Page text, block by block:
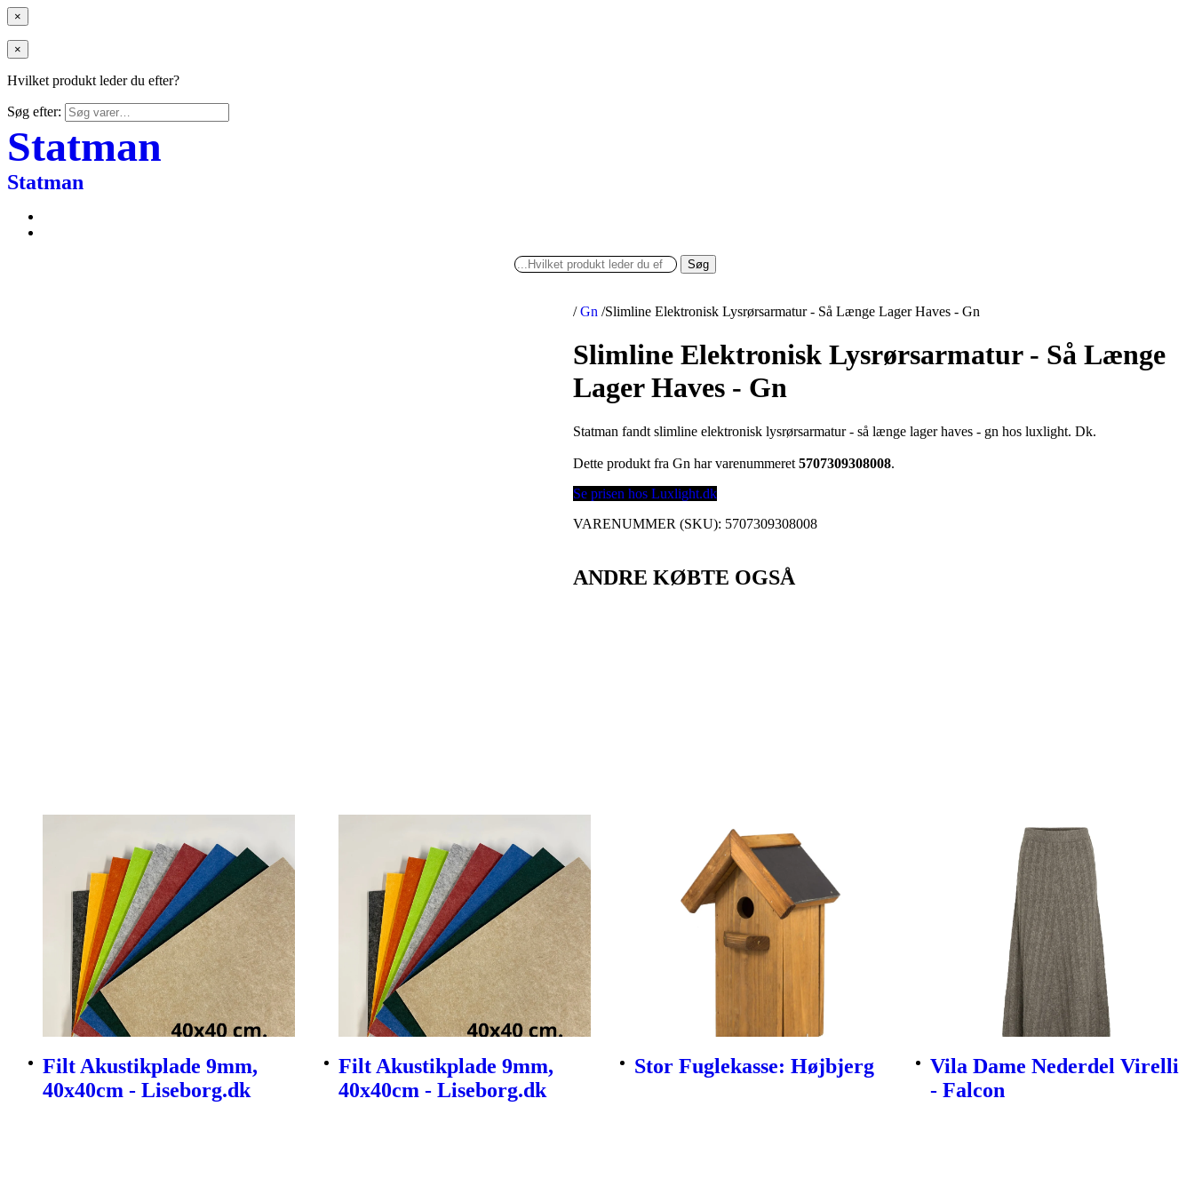
×
×
Hvilket produkt leder du efter?
Søg efter:
Statman
Statman
Søg
/ Gn /Slimline Elektronisk Lysrørsarmatur - Så Længe Lager Haves - Gn
Slimline Elektronisk Lysrørsarmatur - Så Længe
Lager Haves - Gn
Statman fandt slimline elektronisk lysrørsarmatur - så længe lager haves - gn hos luxlight. Dk.
Dette produkt fra Gn har varenummeret5707309308008.
Se prisen hos Luxlight.dk
VARENUMMER (SKU): 5707309308008
ANDRE KØBTE OGSÅ
Filt Akustikplade 9mm,
40x40cm - Liseborg.dk
Filt Akustikplade 9mm,
40x40cm - Liseborg.dk
Stor Fuglekasse: Højbjerg
Vila Dame Nederdel Virelli
- Falcon